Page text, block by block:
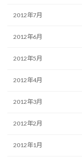
2012年7月
2012年6月
2012年5月
2012年4月
2012年3月
2012年2月
2012年1月